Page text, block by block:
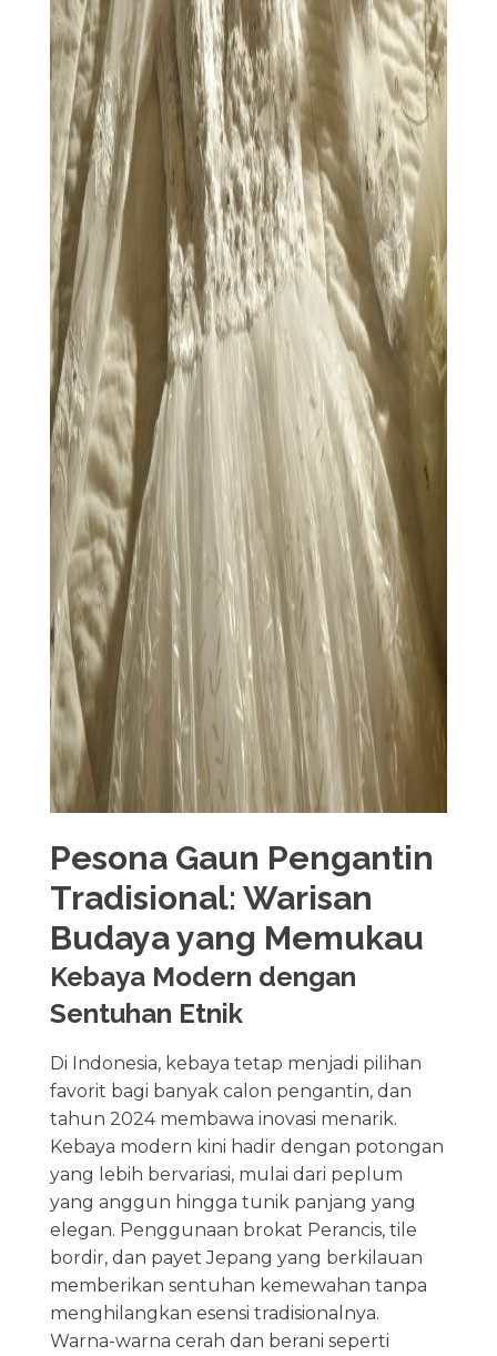
Pesona Gaun Pengantin
Tradisional: Warisan
Budaya yang Memukau
Kebaya Modern dengan
Sentuhan Etnik
Di Indonesia, kebaya tetap menjadi pilihan
favorit bagi banyak calon pengantin, dan
tahun 2024 membawa inovasi menarik.
Kebaya modern kini hadir dengan potongan
yang lebih bervariasi, mulai dari peplum
yang anggun hingga tunik panjang yang
elegan. Penggunaan brokat Perancis, tile
bordir, dan payet Jepang yang berkilauan
memberikan sentuhan kemewahan tanpa
menghilangkan esensi tradisionalnya.
Warna-warna cerah dan berani seperti